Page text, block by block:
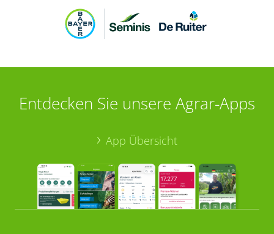
Entdecken Sie unsere Agrar-Apps
App Übersicht